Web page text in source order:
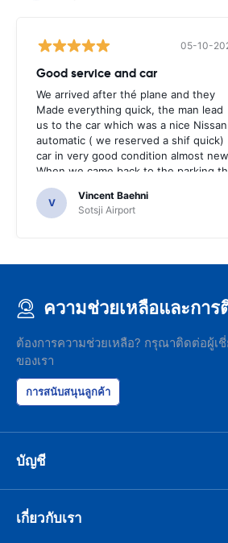
05-10-
Good service and car
We arrived after thé plane and they
Made everything quick, the man lead
us to the car which was a nice Nissan
automatic ( we reserved a shif quick)
car in very good condition almost
When we came back to the parking
same man came in 5 minutes and after
a quick check we left. Very friendly and
nice. We can only recommand this
V
Vincent Baehni
Sotsji Airport
ความช่วยเหลือและการ
ต้องการความช่วยเหลือ? กรุณาติดต่อผู้เ
ของเรา
การสนับสนุนลูกค้า
บัญชี
เกี่ยวกับเรา